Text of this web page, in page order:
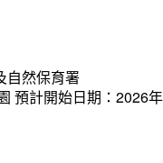
自然保育署
預計開始日期：2026